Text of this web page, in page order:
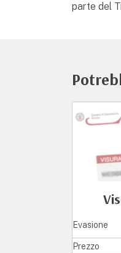
parte del
Evasione
Prezzo